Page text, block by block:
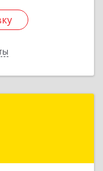
Великие Луки г,